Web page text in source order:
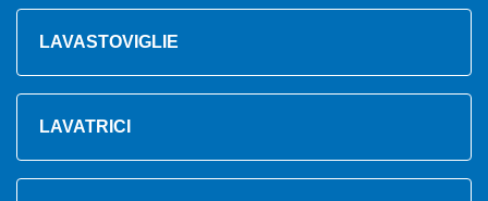
LAVASTOVIGLIE
LAVATRICI